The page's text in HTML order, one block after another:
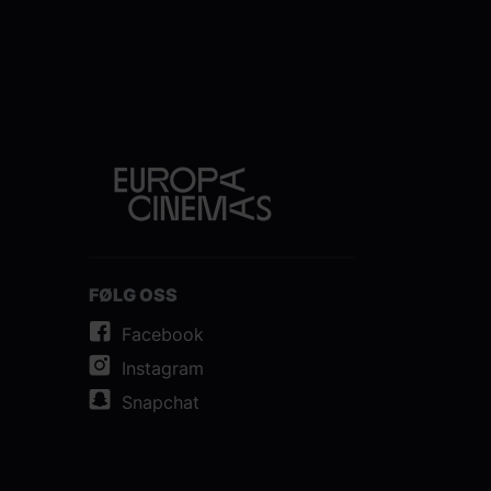
FØLG OSS
Facebook
Instagram
Snapchat